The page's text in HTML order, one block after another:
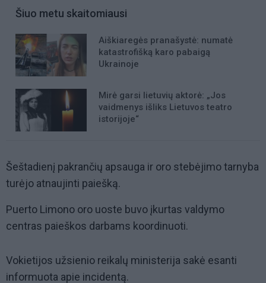
Šiuo metu skaitomiausi
Aiškiaregės pranašystė: numatė
katastrofišką karo pabaigą
Ukrainoje
Mirė garsi lietuvių aktorė: „Jos
vaidmenys išliks Lietuvos teatro
istorijoje“
Šeštadienį pakrančių apsauga ir oro stebėjimo tarnyba
turėjo atnaujinti paiešką.
Puerto Limono oro uoste buvo įkurtas valdymo
centras paieškos darbams koordinuoti.
Vokietijos užsienio reikalų ministerija sakė esanti
informuota apie incidentą.